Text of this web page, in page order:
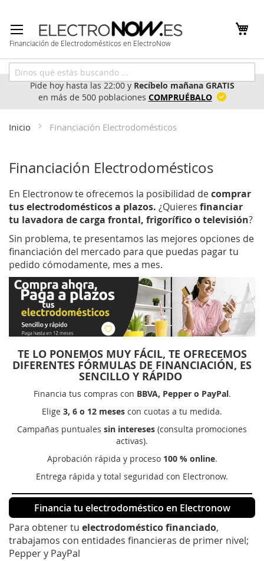
al
contenido
Financiación de Electrodomésticos en ElectroNow
Pide hoy hasta las 22:00 yRecíbelo mañana GRATIS
en más de 500 poblaciones COMPRUÉBALO
Inicio Financiación Electrodomésticos
Financiación Electrodomésticos
En Electronow te ofrecemos la posibilidad decomprar
tus electrodomésticos a plazos. ¿Quieres financiar
tu lavadora de carga frontal, frigorífico o televisión?
Sin problema, te presentamos las mejores opciones de
financiación del mercado para que puedas pagar tu
pedido cómodamente, mes a mes.
TE LO PONEMOS MUY FÁCIL, TE OFRECEMOS
DIFERENTES FÓRMULAS DE FINANCIACIÓN, ES
SENCILLO Y RÁPIDO
Financia tus compras con BBVA, Pepper o PayPal.
Elige 3, 6 o 12 meses con cuotas a tu medida.
Campañas puntuales sin intereses (consulta promociones
activas).
Aprobación rápida y proceso 100 % online.
Entrega rápida y total seguridad con Electronow.
Financia tu electrodoméstico en Electronow
Para obtener tu electrodoméstico financiado,
trabajamos con entidades financieras de primer nivel;
Pepper y PayPal